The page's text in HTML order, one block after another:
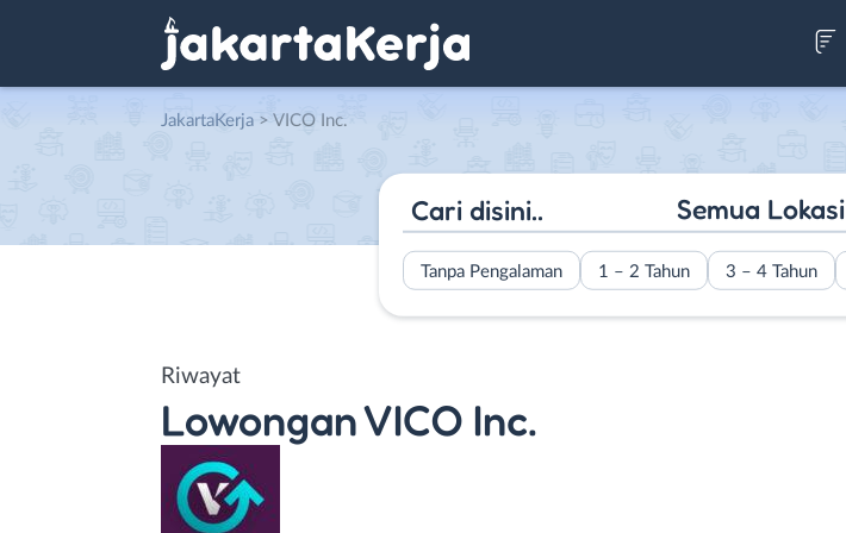
JakartaKerja > VICO Inc.
Semua Lokasi
Tanpa Pengalaman 1 – 2 Tahun 3 – 4 Tahun
Riwayat
LowonganVICO Inc.